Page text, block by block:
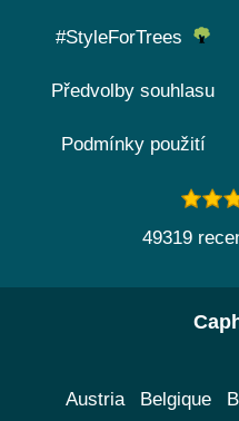
#StyleForTrees
Předvolby souhlasu
Podmínky použití
49319
Austria Belgique